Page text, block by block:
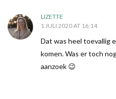
LIZETTE
1 JULI 2020 AT 16:14
Dat was heel toevallig
komen. Was er toch
aanzoek 😉